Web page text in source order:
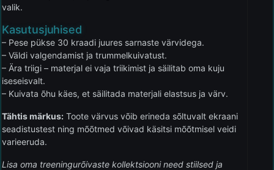
valik.
Kasutusjuhised
– Pese pükse 30 kraadi juures sarnaste värvidega.
– Väldi valgendamist ja trummelkuivatust.
– Ära triigi – materjal ei vaja triikimist ja säilitab oma kuju
iseseisvalt.
– Kuivata õhu käes, et säilitada materjali elastsus ja värv.
Tähtis märkus: Toote värvus võib erineda sõltuvalt ekraani
seadistustest ning mõõtmed võivad käsitsi mõõtmisel veidi
varieeruda.
Lisa oma treeningurõivaste kollektsiooni need stiilsed ja